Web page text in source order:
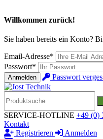
Willkommen zurück!
Sie haben bereits ein Konto?
Email-Adresse*
Passwort*
Anmelden Passwort
SERVICE-HOTLINE +49 (0)
Kontakt
Registrieren
Anmelden